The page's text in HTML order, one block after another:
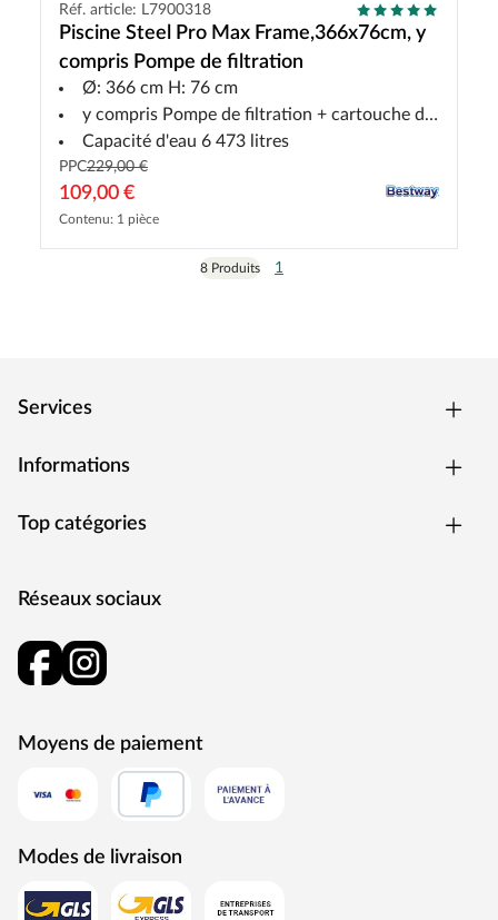
Réf. article: L7900318
Piscine Steel Pro Max Frame,366x76cm, y
compris Pompe de filtration
Ø: 366 cm H: 76 cm
y compris Pompe de filtration + cartouche de filtration + kit de réparation autocollant. Patch de réparation
Capacité d'eau 6 473 litres
PPC229,00 €
109,00 €
Contenu: 1 pièce
8 Produits 1
Services
Informations
Top catégories
Réseaux sociaux
Moyens de paiement
Modes de livraison